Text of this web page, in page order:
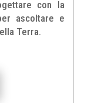
con la
ascoltare e
Terra.